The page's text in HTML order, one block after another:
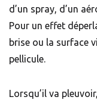
d’un spray, d’un
Pour un effet
brise ou la surface
pellicule.
Lorsqu’il va